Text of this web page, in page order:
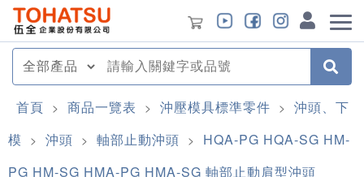
首頁 > 商品一覽表 > 沖壓模具標準零件 > 沖頭、下
模
> 沖頭 > 軸部止動沖頭 >
HQA-PG HQA-SG HM-
PG HM-SG HMA-PG HMA-SG 軸部止動肩型沖頭